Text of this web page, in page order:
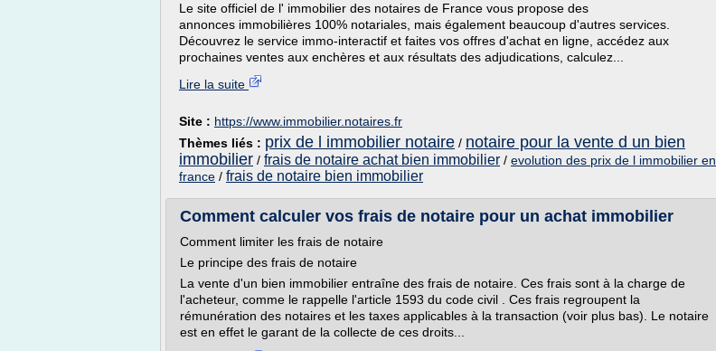
Le site officiel de l' immobilier des notaires de France vous propose des
annonces immobilières 100% notariales, mais également beaucoup d'autres services.
Découvrez le service immo-interactif et faites vos offres d'achat en ligne, accédez aux
prochaines ventes aux enchères et aux résultats des adjudications, calculez...
Lire la suite
Site : https://www.immobilier.notaires.fr
Thèmes liés : prix de l immobilier notaire / notaire pour la vente d un bien
immobilier / frais de notaire achat bien immobilier / evolution des prix de l immobilier en
france / frais de notaire bien immobilier
Comment calculer vos frais de notaire pour un achat immobilier
Comment limiter les frais de notaire
Le principe des frais de notaire
La vente d'un bien immobilier entraîne des frais de notaire. Ces frais sont à la charge de
l'acheteur, comme le rappelle l'article 1593 du code civil . Ces frais regroupent la
rémunération des notaires et les taxes applicables à la transaction (voir plus bas). Le notaire
est en effet le garant de la collecte de ces droits...